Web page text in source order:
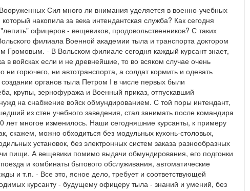
Сил много ли внимания уделяется в военно-учебных
накопила за века интендантская служба? Как сегодня
офицеров - вещевиков, продовольственников? С таких
филиала Военной академии тыла и транспорта доктором
Громовым. - В Вольском филиале сегодня каждый курсант знает,
в войсках если и не древнейшие, то во всяком случае очень
горючего, ни автотранспорта, а солдат кормить и одевать
органов тыла Петром I в числе первых были
крупы, зернофуража и Военный приказ, отпускавший
на снабжение войск обмундированием. С той поры интендант,
из стен учебного заведения, стал занимать после командира
лет многое изменилось. Наши сегодняшние курсанты, к примеру
скажем, можно обходиться без модульных кухонь-столовых,
установок, без электронных систем заказа разнообразных
пищи. А вещевики помимо выдачи обмундирования, его подгонки
и комбинаты бытового обслуживания, автоматические
и т.п. - Все это, ясное дело, требует и соответствующей
курсанту - будущему офицеру тыла - знаний и умений, без